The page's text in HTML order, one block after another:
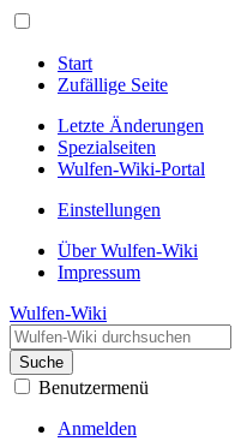
Start
Zufällige Seite
Letzte Änderungen
Spezialseiten
Wulfen-Wiki-Portal
Einstellungen
Über Wulfen-Wiki
Impressum
Wulfen-Wiki
Suche
Benutzermenü
Anmelden